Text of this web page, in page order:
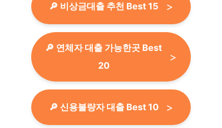
🔎 비상금대출 추천 Best 15
🔎 연체자 대출 가능한곳 Best
20
🔎 신용불량자 대출 Best 10